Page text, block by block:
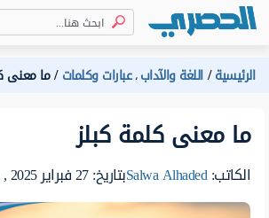
الرئيسية اللغة والآداب،عبارات وكلمات ما معنى
ما معنى كلمة كبلز
الكاتب:Salwa Alhadedبتاريخ: 27 فبراير 2025 , 11:46